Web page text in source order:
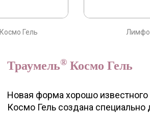
Космо Гель
Траумель® Космо Гель
Новая форма хорошо
Космо Гель создана